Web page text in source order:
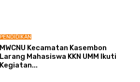
PENDIDIKAN
MWCNU Kecamatan Kasembon
Larang Mahasiswa KKN UMM Ikuti
Kegiatan...